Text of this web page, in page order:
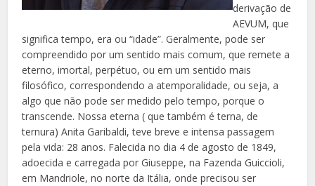
derivação de
AEVUM, que
significa tempo, era ou “idade”. Geralmente, pode ser
compreendido por um sentido mais comum, que remete a
eterno, imortal, perpétuo, ou em um sentido mais
filosófico, correspondendo a atemporalidade, ou seja, a
algo que não pode ser medido pelo tempo, porque o
transcende. Nossa eterna ( que também é terna, de
ternura) Anita Garibaldi, teve breve e intensa passagem
pela vida: 28 anos. Falecida no dia 4 de agosto de 1849,
adoecida e carregada por Giuseppe, na Fazenda Guiccioli,
em Mandriole, no norte da Itália, onde precisou ser